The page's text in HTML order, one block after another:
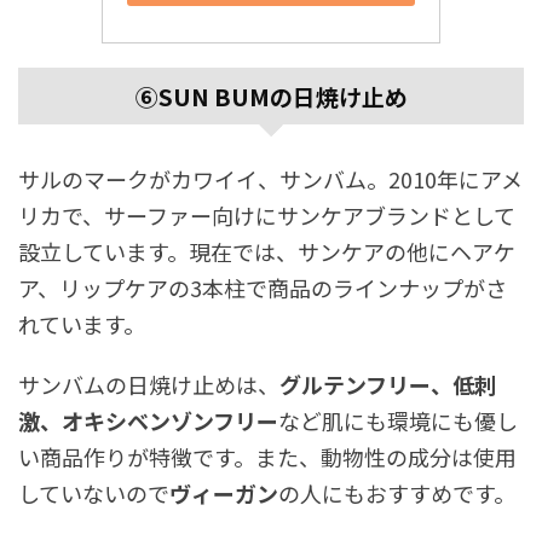
⑥SUN BUMの日焼け止め
サルのマークがカワイイ、サンバム。2010年にアメ
リカで、サーファー向けにサンケアブランドとして
設立しています。現在では、サンケアの他にヘアケ
ア、リップケアの3本柱で商品のラインナップがさ
れています。
サンバムの日焼け止めは、 グルテンフリー、低刺
激、オキシベンゾンフリーなど肌にも環境にも優し
い商品作りが特徴です。また、動物性の成分は使用
していないのでヴィーガンの人にもおすすめです。